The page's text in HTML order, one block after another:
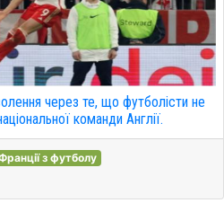
через те, що футболісти не
команди Англії.
з футболу